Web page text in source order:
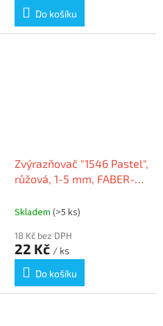
Do košíku
Zvýrazňovač "1546 Pastel",
růžová, 1-5 mm, FABER-
Skladem (>5 ks)
18 Kč bez DPH
22 Kč / ks
Do košíku